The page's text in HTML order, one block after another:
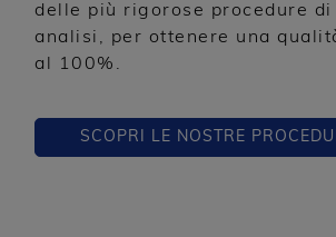
delle più rigorose procedure di
analisi, per ottenere una
al 100%.
SCOPRI LE NOSTRE